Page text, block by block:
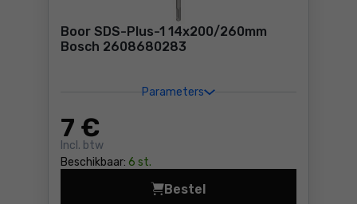
Boor SDS-Plus-1 14x200/260mm
Bosch 2608680283
Parameters
7 €
Incl. btw
Beschikbaar: 6 st.
Bestel